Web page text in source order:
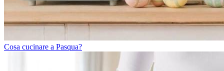
Cosa cucinare a Pasqua?